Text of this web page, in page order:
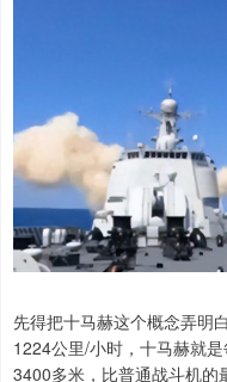
先得把十马赫这个概念弄明
1224公里/小时，十马赫就
3400多米，比普通战斗机的